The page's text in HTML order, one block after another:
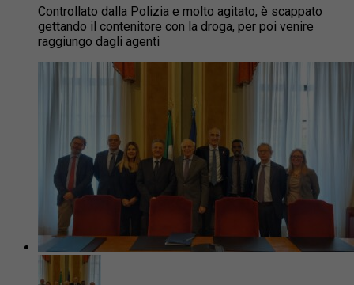
Controllato dalla Polizia e molto agitato, è scappato
gettando il contenitore con la droga, per poi venire
raggiungo dagli agenti